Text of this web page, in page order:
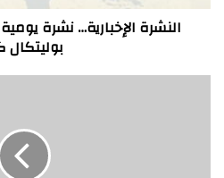
بوليتكال
النشرة الإخبارية… نشرة يومية
بوليتكال